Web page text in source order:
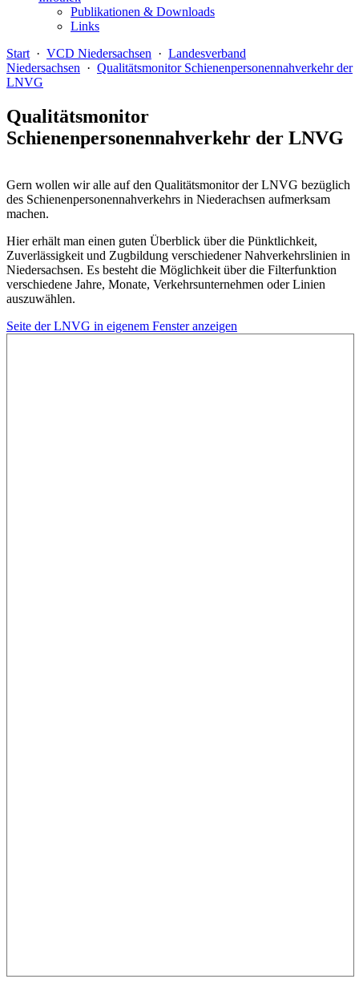
Publikationen & Downloads
Links
Start · VCD Niedersachsen · Landesverband
Niedersachsen · Qualitätsmonitor Schienenpersonennahverkehr der
LNVG
Qualitätsmonitor
Schienenpersonennahverkehr der LNVG
Gern wollen wir alle auf den Qualitätsmonitor der LNVG bezüglich
des Schienenpersonennahverkehrs in Niederachsen aufmerksam
machen.
Hier erhält man einen guten Überblick über die Pünktlichkeit,
Zuverlässigkeit und Zugbildung verschiedener Nahverkehrslinien in
Niedersachsen. Es besteht die Möglichkeit über die Filterfunktion
verschiedene Jahre, Monate, Verkehrsunternehmen oder Linien
auszuwählen.
Seite der LNVG in eigenem Fenster anzeigen